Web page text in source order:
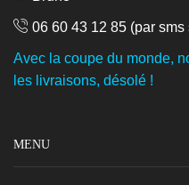
06 60 43 12 85 (par sms
Avec la coupe du monde,
les livraisons, désolé !
MENU